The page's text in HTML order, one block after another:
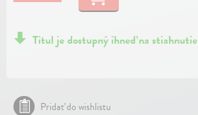
Titul je dostupný ihneď na stiahnutie
Pridať do wishlistu